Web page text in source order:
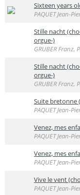
Sixteen years
PAQUET Jean-
Stille nacht
orgue-)
GRUBER Franz,
Stille nacht
orgue-)
GRUBER Franz,
Suite bretonne
PAQUET Jean-
Venez, mes
PAQUET Jean-
Venez, mes
PAQUET Jean-
Vive le vent
PAQUET Jean-